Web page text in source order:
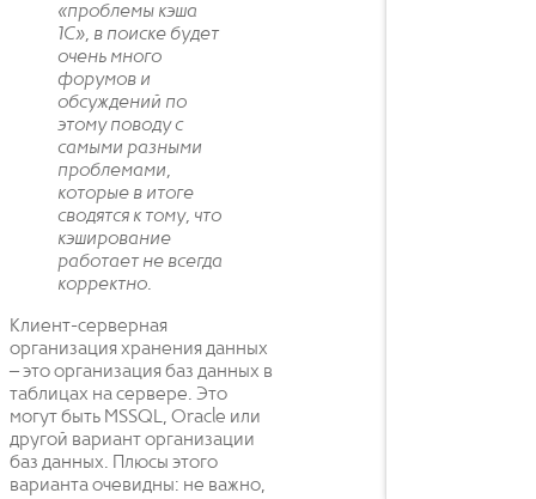
«проблемы кэша
1С», в поиске будет
очень много
форумов и
обсуждений по
этому поводу с
самыми разными
проблемами,
которые в итоге
сводятся к тому, что
кэширование
работает не всегда
корректно.
Клиент-серверная
организация хранения данных
– это организация баз данных в
таблицах на сервере. Это
могут быть MSSQL, Oracle или
другой вариант организации
баз данных. Плюсы этого
варианта очевидны: не важно,